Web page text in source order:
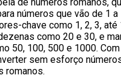
de números romanos,
números que vão de 1 a
chave como 1, 2, 3, até
como 20 e 30, e
50, 100, 500 e 1000.
sem esforço
romanos.